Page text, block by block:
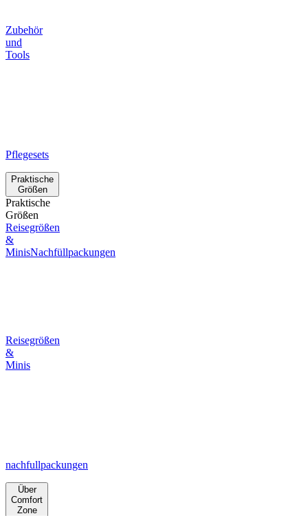
Zubehör
und
Tools
Pflegesets
Praktische
Größen
Praktische
Größen
Reisegrößen
&
MinisNachfüllpackungen
Reisegrößen
&
Minis
nachfullpackungen
Über
Comfort
Zone